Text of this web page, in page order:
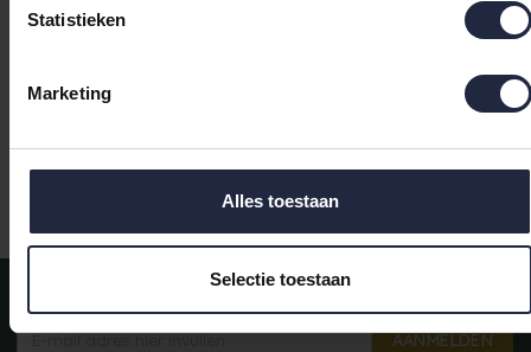
Statistieken
Marketing
Alles toestaan
Selectie toestaan
schwarz L
Meld je aan voor onze nieuwsbrief!
AANMELDEN